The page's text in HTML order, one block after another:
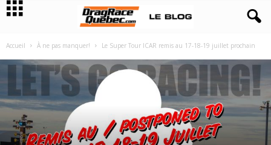
Accueil À ne pas manquer! Le Super Tour ICAR remis au 17-18-19 juillet prochain